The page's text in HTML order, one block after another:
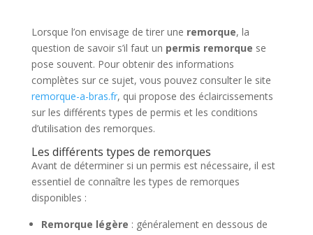
Lorsque l’on envisage de tirer une remorque, la
question de savoir s’il faut un permis remorque se
pose souvent. Pour obtenir des informations
complètes sur ce sujet, vous pouvez consulter le site
remorque-a-bras.fr, qui propose des éclaircissements
sur les différents types de permis et les conditions
d’utilisation des remorques.
Les différents types de remorques
Avant de déterminer si un permis est nécessaire, il est
essentiel de connaître les types de remorques
disponibles :
Remorque légère : généralement en dessous de